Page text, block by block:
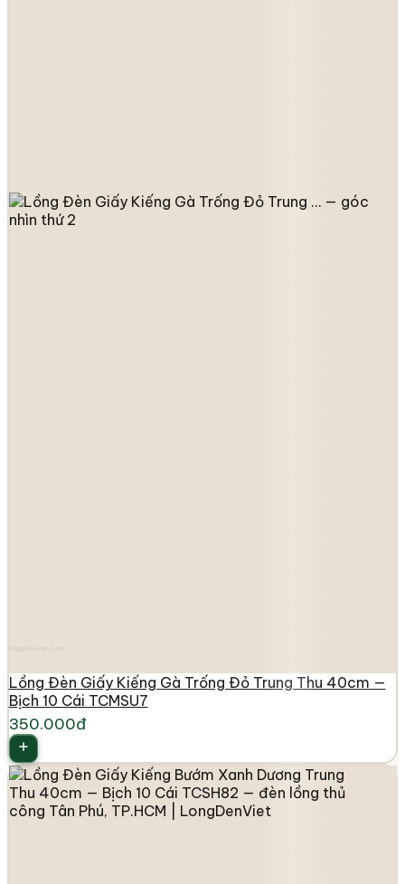
Lồng Đèn Giấy Kiếng Gà Trống Đỏ Trung Thu 40cm —
Bịch 10 Cái TCMSU7
350.000đ